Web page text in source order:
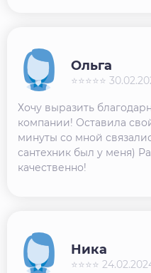
Хочу выразить
компании! Оставила
минуты со мной
сантехник был у меня)
качественно!
Ольга
⭐⭐⭐⭐⭐
Ника
⭐⭐⭐⭐